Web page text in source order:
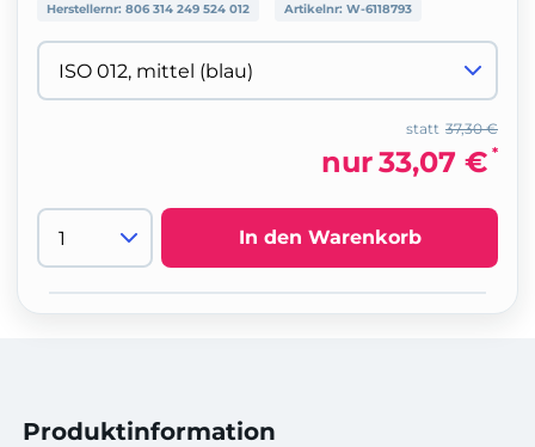
Herstellernr: 806 314 249 524 012 Artikelnr: W-6118793
37,30 €
statt
nur33,07 € *
In den Warenkorb
Produktinformation